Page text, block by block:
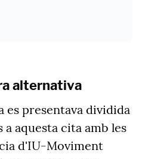
alternativa
es presentava dividida
aquesta cita amb les
d'IU-Moviment